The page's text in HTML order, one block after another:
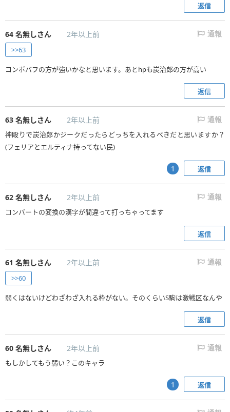
返信
64 名無しさん 2年以上前 通報
>>63
コンボバフの方が強いかなと思います。あとhpも炭治郎の方が高い
返信
63 名無しさん 2年以上前 通報
神殴りで炭治郎かジークだったらどっちを入れるべきだと思いますか？
(フェリアとエルティナ持ってない民)
返信
1
62 名無しさん 2年以上前 通報
コンバートの変換の漢字が間違って打っちゃってます
返信
61 名無しさん 2年以上前 通報
>>60
弱くはないけどわざわざ入れる枠がない。そのくらいS駒は激戦区なんや
返信
60 名無しさん 2年以上前 通報
もしかしてもう弱い？このキャラ
返信
1